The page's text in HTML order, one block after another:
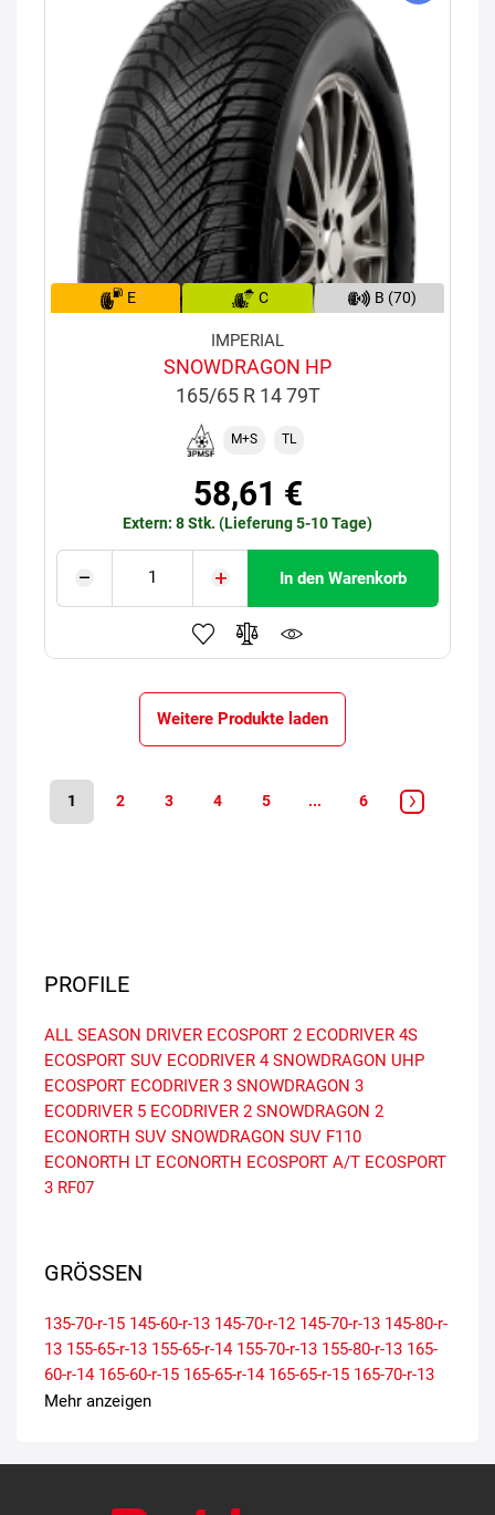
E C B (70)
IMPERIAL
SNOWDRAGON HP
165/65 R 14 79T
M+S TL
58,61 €
Extern: 8 Stk. (Lieferung 5-10 Tage)
In den Warenkorb
Weitere Produkte laden
1 2 3 4 5 ... 6
PROFILE
ALL SEASON DRIVER ECOSPORT 2 ECODRIVER 4S
ECOSPORT SUV ECODRIVER 4 SNOWDRAGON UHP
ECOSPORT ECODRIVER 3 SNOWDRAGON 3
ECODRIVER 5 ECODRIVER 2 SNOWDRAGON 2
ECONORTH SUV SNOWDRAGON SUV F110
ECONORTH LT ECONORTH ECOSPORT A/T ECOSPORT
3 RF07
GRÖSSEN
135-70-r-15 145-60-r-13 145-70-r-12 145-70-r-13 145-80-r-
13 155-65-r-13 155-65-r-14 155-70-r-13 155-80-r-13 165-
60-r-14 165-60-r-15 165-65-r-14 165-65-r-15 165-70-r-13
165-70-r-14 175-55-r-15
Mehr anzeigen